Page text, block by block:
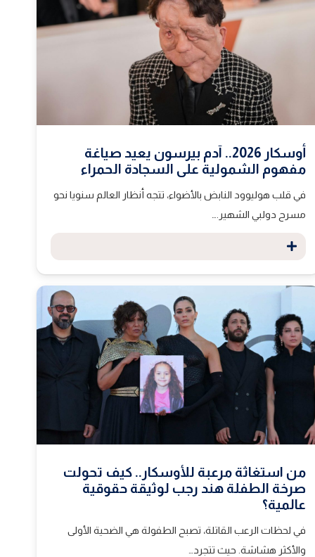
أوسكار 2026.. آدم بيرسون يعيد صياغة
مفهوم الشمولية على السجادة الحمراء
في قلب هوليوود النابض بالأضواء، تتجه أنظار العالم سنويا نحو
مسرح دولبي الشهير.…
من استغاثة مرعبة للأوسكار.. كيف تحولت
صرخة الطفلة هند رجب لوثيقة حقوقية
عالمية؟
في لحظات الرعب القاتلة، تصبح الطفولة هي الضحية الأولى
والأكثر هشاشة. حيث تتجرد…